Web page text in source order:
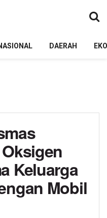
DAERAH
Keluarga
Mobil